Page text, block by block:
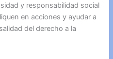
y responsabilidad social
en acciones y ayudar a
del derecho a la